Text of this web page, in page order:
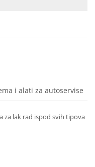
i alati za autoservise
za lak rad ispod svih tipova